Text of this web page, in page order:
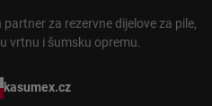
za rezervne dijelove za pile,
vrtnu i šumsku opremu.
kasumex.cz